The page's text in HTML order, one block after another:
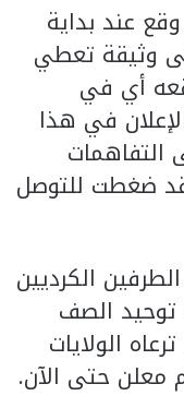
عند بداية
وثيقة تعطي
أي في
في هذا
التفاهمات
قد ضغطت للتوصل
الكرديين
2020، بهدف توحيد الصف
الولايات
معلن حتى الآن.